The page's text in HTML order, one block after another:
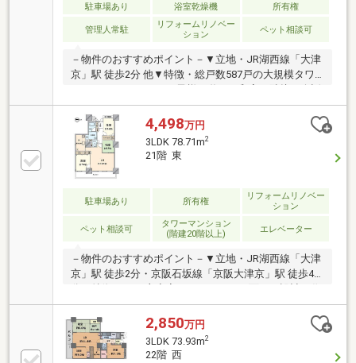
分)◇――――――――――――――――――◇～弊社の特徴～
◆遠方のお客様も安心のオンライン案内実施中！！◆
店舗内キッズスペース有◆店舗裏に駐車場有
駐車場あり 浴室乾燥機 所有権
管理人常駐
リフォームリノベー
ション
ペット相談可
－物件のおすすめポイント－▼立地・JR湖西線「大津
京」駅 徒歩2分 他▼特徴・総戸数587戸の大規模タワ
が弾む対面式キッチン・全居室に加え、廊下にも収納
を確保・24時間管理員常駐・ペット飼育可(規約有)▼
設備・食洗機・浄水器・浴室乾燥機▼2024年7月室内
リフォーム済【交換】キッチン、UB、洗面化粧台 等
【張替】全室クロス、襖、障子 等【その他】畳表替、
ウッドタイル上替(LDK・各洋室・廊下)■ ご希望の住ま
い探しをお手伝いします ━━━━━・・・物件の詳
細・ご相談はお気軽にお問い合わせください。
4,498万円
3LDK 78.71m2
21階 東
駐車場あり 所有権
リフォームリノベー
ション
ペット相談可
タワーマンション
(階建20階以上)
エレベーター
－物件のおすすめポイント－▼立地・JR湖西線「大津
京」駅 徒歩2分・京阪石坂線「京阪大津京」駅 徒歩4
業に集中しやすい独立型キッチン・足を伸ばして寛げ
る約4.5帖がLDに隣接・24時間ゴミ出し可能・宅配ボ
ックス有▼2024年5月室内リフォーム内容【交換】浴
室、トイレ 等【貼替】クロス(LDK・洋室2室・和室・
2,850万円
3LDK 73.93m2
22階 西